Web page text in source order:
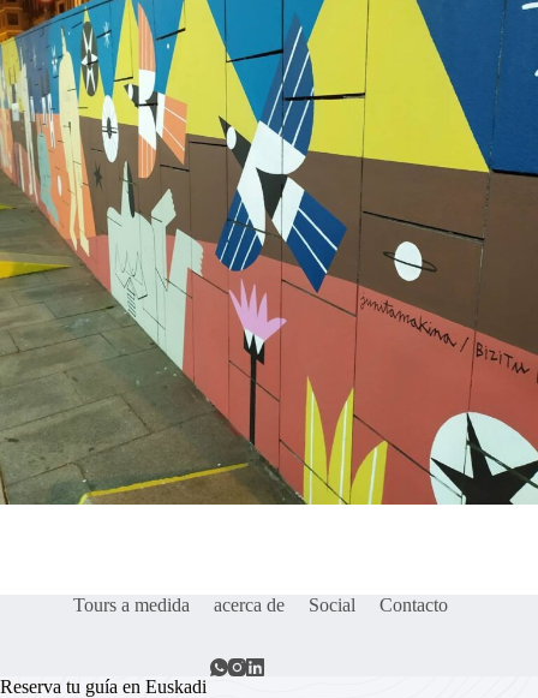
Tours a medida acerca de Social Contacto
Reserva tu guía en Euskadi